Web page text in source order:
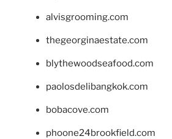
alvisgrooming.com
thegeorginaestate.com
blythewoodseafood.com
paolosdelibangkok.com
bobacove.com
phoone24brookfield.com